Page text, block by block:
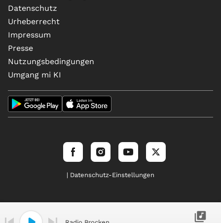
Datenschutz
Urheberrecht
Impressum
Presse
Nutzungsbedingungen
Umgang mi KI
| Datenschutz-Einstellungen